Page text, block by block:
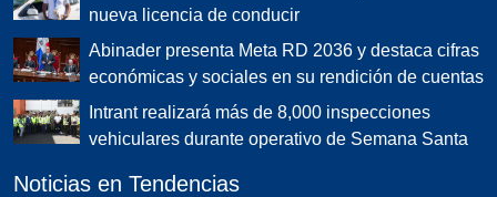
nueva licencia de conducir
Abinader presenta Meta RD 2036 y destaca cifras
económicas y sociales en su rendición de cuentas
Intrant realizará más de 8,000 inspecciones
vehiculares durante operativo de Semana Santa
Noticias en Tendencias